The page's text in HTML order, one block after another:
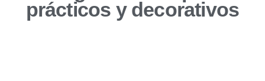
prácticos y decorativos